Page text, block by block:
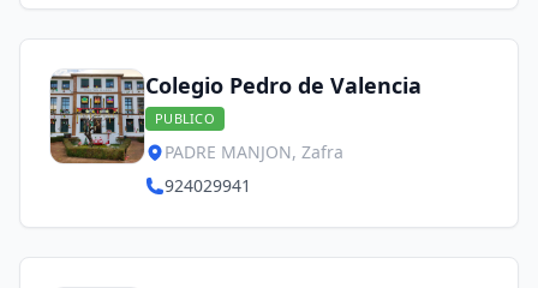
Colegio Pedro de Valencia
PUBLICO
PADRE MANJON, Zafra
924029941